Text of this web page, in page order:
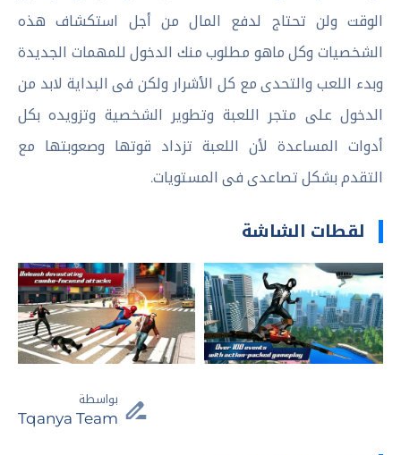
الوقت ولن تحتاج لدفع المال من أجل استكشاف هذه
الشخصيات وكل ماهو مطلوب منك الدخول للمهمات الجديدة
وبدء اللعب والتحدى مع كل الأشرار ولكن فى البداية لابد من
الدخول على متجر اللعبة وتطوير الشخصية وتزويده بكل
أدوات المساعدة لأن اللعبة تزداد قوتها وصعوبتها مع
التقدم بشكل تصاعدى فى المستويات.
لقطات الشاشة
بواسطة
Tqanya Team